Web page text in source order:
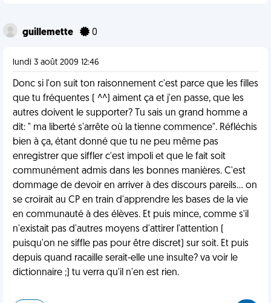
guillemette 0
lundi 3 août 2009 12:46
Donc si l'on suit ton raisonnement c'est parce que les filles
que tu fréquentes ( ^^) aiment ça et j'en passe, que les
autres doivent le supporter? Tu sais un grand homme a
dit: " ma liberté s'arrête où la tienne commence". Réfléchis
bien à ça, étant donné que tu ne peu même pas
enregistrer que siffler c'est impoli et que le fait soit
communément admis dans les bonnes manières. C'est
dommage de devoir en arriver à des discours pareils... on
se croirait au CP en train d'apprendre les bases de la vie
en communauté à des élèves. Et puis mince, comme s'il
n'existait pas d'autres moyens d'attirer l'attention (
puisqu'on ne siffle pas pour être discret) sur soit. Et puis
depuis quand racaille serait-elle une insulte? va voir le
dictionnaire ;) tu verra qu'il n'en est rien.